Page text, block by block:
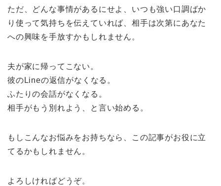
ただ、どんな事情があるにせよ、いつも強い口調ばか
り使って気持ちを伝えていれば、相手は次第にあなた
への興味を手放すかもしれません。
夫が家に帰ってこない。
彼のLineの返信がなくなる。
ふたりの会話がなくなる。
相手がもう別れよう、と言い始める。
もしこんなお悩みをお持ちなら、この記事がお役に立
てるかもしれません。
よろしければどうぞ。